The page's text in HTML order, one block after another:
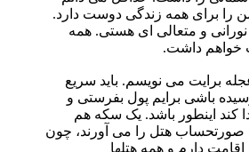
برای همه زندگی دوست دارد.
و متعالی ای هستی. همه
خواهم داشت.
برایت می نویسم. باید سریع
باشی برایم پول بفرستی و
کند اینطور باشد. یک سکه هم
صورتحساب هتل را می آورند، چون
دارم و همه هتلها